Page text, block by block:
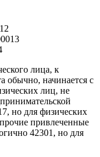
лица, к
обычно, начинается с
лиц, не
но для физических
привлеченные
42301, но для